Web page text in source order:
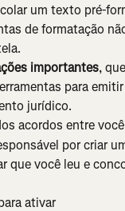
um texto pré-
de formatação
importantes,
para
jurídico.
acordos entre
por criar
que você leu e
ativar